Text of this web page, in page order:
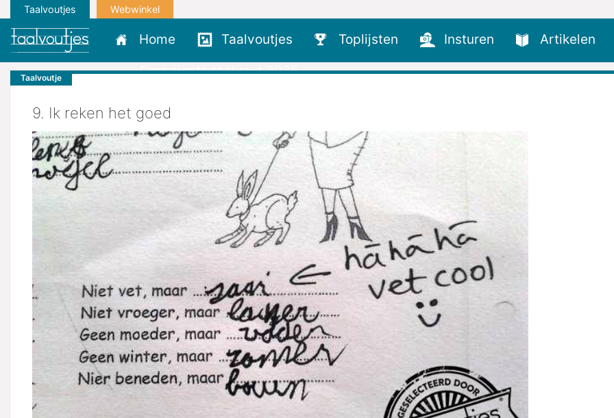
Taalvoutjes Webwinkel
Home Taalvoutjes Toplijsten Insturen Artikelen
Grappigste taalvout 2025
Taalvoutje
9. Ik reken het goed